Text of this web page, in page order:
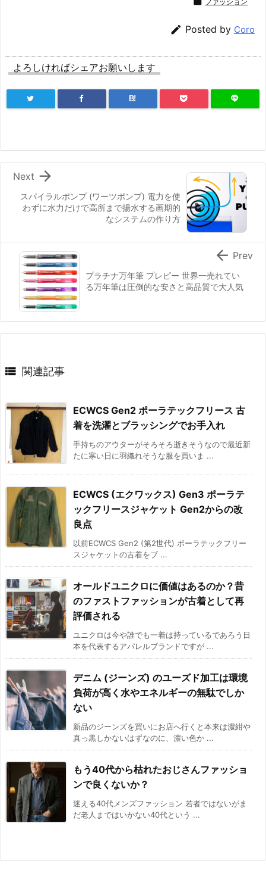
 Posted by Coro
よろしければシェアお願いします
B!
スパイラルポンプ (ワーツポンプ) 電力を使
わずに水力だけで高所まで揚水する画期的
なシステムの作り方

Next
プラチナ万年筆 プレピー 世界一売れてい
る万年筆は圧倒的な安さと高品質で大人気
 Prev
 関連記事
ECWCS Gen2 ポーラテックフリース 古
着を洗濯とブラッシングでお手入れ
手持ちのアウターがそろそろ逝きそうなので最近新
たに寒い日に羽織れそうな服を買いま ...
ECWCS (エクワックス) Gen3 ポーラテ
ックフリースジャケット Gen2からの改
良点
以前ECWCS Gen2 (第2世代) ポーラテックフリー
スジャケットの古着をブ ...
オールドユニクロに価値はあるのか？昔
のファストファッションが古着として再
評価される
ユニクロは今や誰でも一着は持っているであろう日
本を代表するアパレルブランドですが ...
デニム (ジーンズ) のユーズド加工は環境
負荷が高く水やエネルギーの無駄でしか
ない
新品のジーンズを買いにお店へ行くと本来は濃紺や
真っ黒しかないはずなのに、濃い色か ...
もう40代から枯れたおじさんファッショ
ンで良くないか？
迷える40代メンズファッション 若者ではないがま
だ老人まではいかない40代という ...